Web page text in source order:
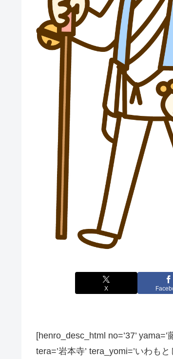
X
[henro_desc_html no=’37’ yama=’
tera=’岩本寺’ tera_yomi=’いわも